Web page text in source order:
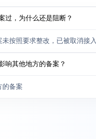
过，为什么还是阻断？
按照要求整改，已被取消接入
响其他地方的备案？
的备案